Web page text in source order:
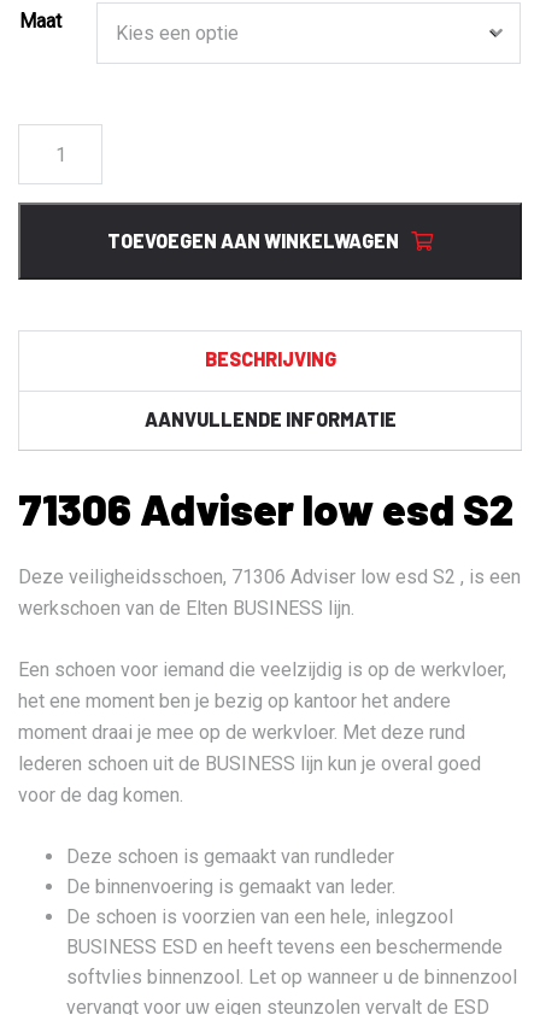
Maat
Adviser
low
TOEVOEGEN AAN WINKELWAGEN
BESCHRIJVING
AANVULLENDE INFORMATIE
71306 Adviser low esd S2
Deze veiligheidsschoen, 71306 Adviser low esd S2 , is een
werkschoen van de Elten BUSINESS lijn.
Een schoen voor iemand die veelzijdig is op de werkvloer,
het ene moment ben je bezig op kantoor het andere
moment draai je mee op de werkvloer. Met deze rund
lederen schoen uit de BUSINESS lijn kun je overal goed
voor de dag komen.
Deze schoen is gemaakt van rundleder
De binnenvoering is gemaakt van leder.
De schoen is voorzien van een hele, inlegzool
BUSINESS ESD en heeft tevens een beschermende
softvlies binnenzool. Let op wanneer u de binnenzool
vervangt voor uw eigen steunzolen vervalt de ESD